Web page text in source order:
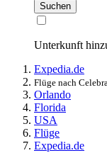
Suchen
Unterkunft
Expedia.de
Flüge nach
Orlando
Florida
USA
Flüge
Expedia.de